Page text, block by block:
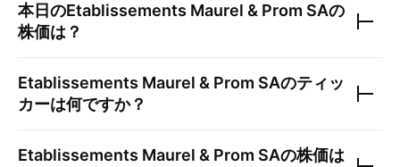
本日のEtablissements Maurel & Prom SAの
株価は？
Etablissements Maurel & Prom SAのティッ
カーは何ですか？
Etablissements Maurel & Prom SAの株価は